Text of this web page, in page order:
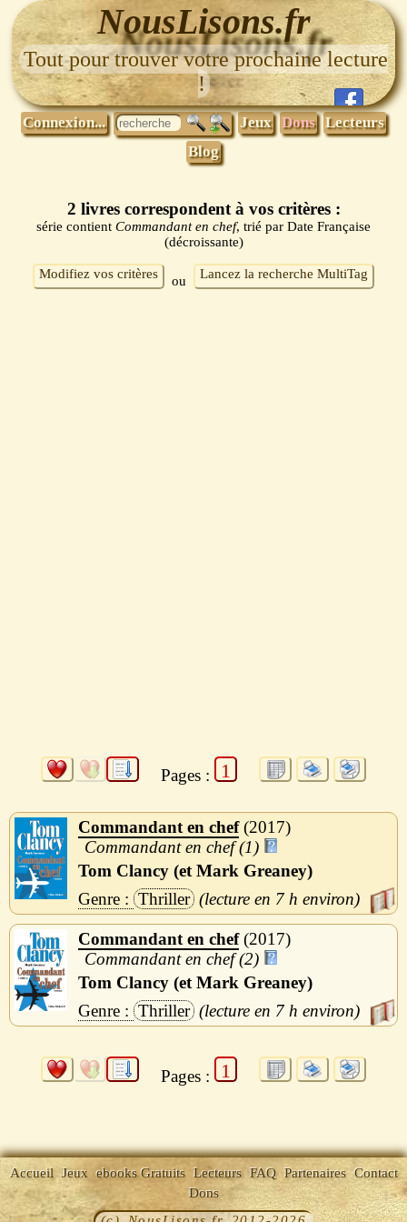
NousLisons.fr
Tout pour trouver votre prochaine lecture
!
Connexion... Jeux Dons Lecteurs
Blog
2 livres correspondent à vos critères :
série contient Commandant en chef, trié par Date Française
(décroissante)
Modifiez vos critères ou Lancez la recherche MultiTag
Pages : 1
Commandant en chef 2017
Commandant en chef (1)
Tom Clancy (et Mark Greaney)
Thriller
7 h
Commandant en chef 2017
Commandant en chef (2)
Tom Clancy (et Mark Greaney)
Thriller
7 h
Pages : 1
Accueil Jeux ebooks Gratuits Lecteurs FAQ Partenaires Contact
Dons